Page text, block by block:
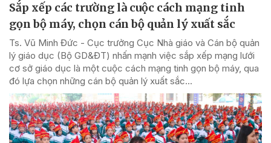
Sắp xếp các trường là cuộc cách mạng tinh
gọn bộ máy, chọn cán bộ quản lý xuất sắc
Ts. Vũ Minh Đức - Cục trưởng Cục Nhà giáo và Cán bộ quản
lý giáo dục (Bộ GD&ĐT) nhấn mạnh việc sắp xếp mạng lưới
cơ sở giáo dục là một cuộc cách mạng tinh gọn bộ máy, qua
đó lựa chọn những cán bộ quản lý xuất sắc...